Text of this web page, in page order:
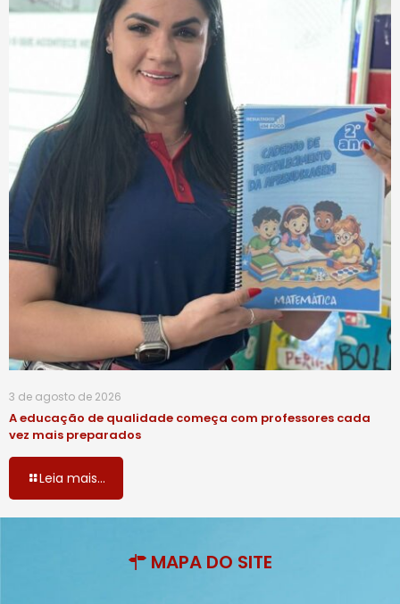
3 de agosto de 2026
A educação de qualidade começa com professores cada
vez mais preparados
Leia mais...
MAPA DO SITE